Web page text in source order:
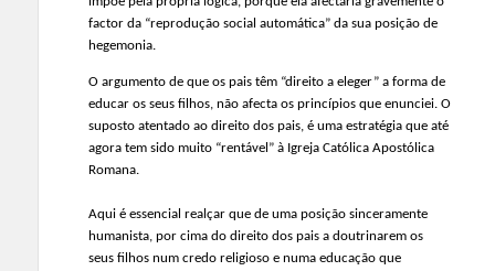
factor da “reprodução social automática” da sua posição de
hegemonia.
O argumento de que os pais têm “direito a eleger” a forma de
educar os seus filhos, não afecta os princípios que enunciei. O
suposto atentado ao direito dos pais, é uma estratégia que até
agora tem sido muito “rentável” à Igreja Católica Apostólica
Romana.
Aqui é essencial realçar que de uma posição sinceramente
humanista, por cima do direito dos pais a doutrinarem os
seus filhos num credo religioso e numa educação que